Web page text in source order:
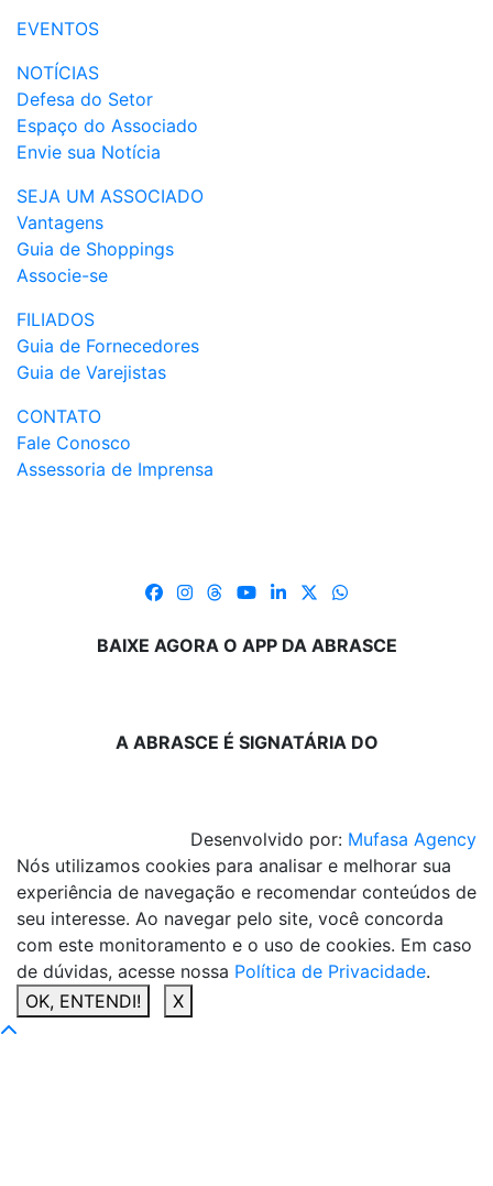
EVENTOS
NOTÍCIAS
Defesa do Setor
Espaço do Associado
Envie sua Notícia
SEJA UM ASSOCIADO
Vantagens
Guia de Shoppings
Associe-se
FILIADOS
Guia de Fornecedores
Guia de Varejistas
CONTATO
Fale Conosco
Assessoria de Imprensa
BAIXE AGORA O APP DA ABRASCE
A ABRASCE É SIGNATÁRIA DO
Desenvolvido por: Mufasa Agency
Nós utilizamos cookies para analisar e melhorar sua
experiência de navegação e recomendar conteúdos de
seu interesse. Ao navegar pelo site, você concorda
com este monitoramento e o uso de cookies. Em caso
de dúvidas, acesse nossa Política de Privacidade.
OK, ENTENDI!
X